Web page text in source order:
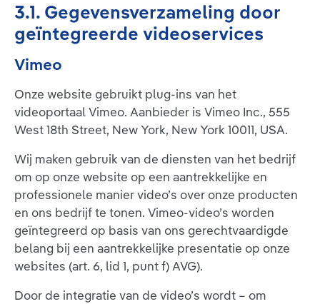
3.1. Gegevensverzameling door
geïntegreerde videoservices
Vimeo
Onze website gebruikt plug-ins van het
videoportaal Vimeo. Aanbieder is Vimeo Inc., 555
West 18th Street, New York, New York 10011, USA.
Wij maken gebruik van de diensten van het bedrijf
om op onze website op een aantrekkelijke en
professionele manier video’s over onze producten
en ons bedrijf te tonen. Vimeo-video’s worden
geïntegreerd op basis van ons gerechtvaardigde
belang bij een aantrekkelijke presentatie op onze
websites (art. 6, lid 1, punt f) AVG).
Door de integratie van de video’s wordt – om